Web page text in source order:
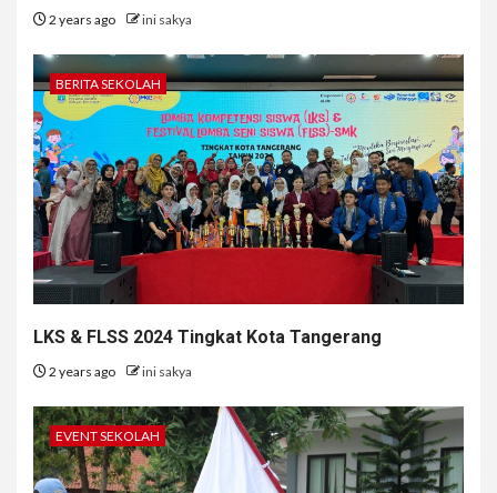
2 years ago ini sakya
BERITA SEKOLAH
LKS & FLSS 2024 Tingkat Kota Tangerang
2 years ago ini sakya
EVENT SEKOLAH